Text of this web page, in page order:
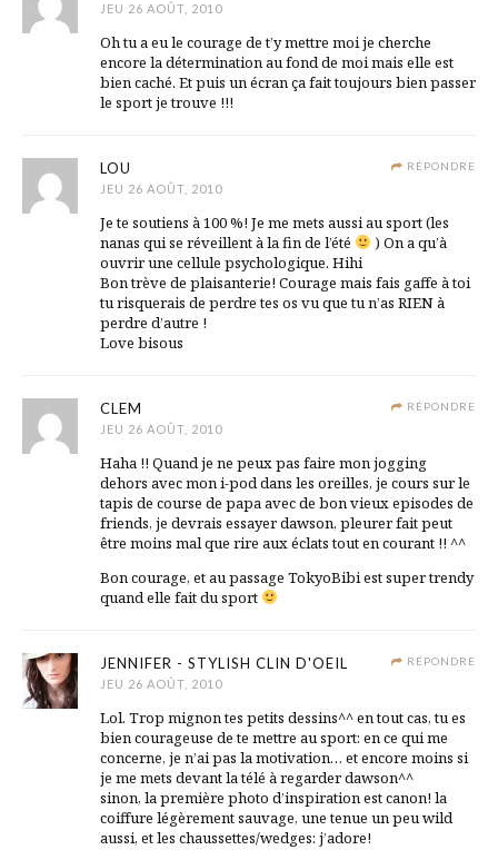
JEU 26 AOÛT, 2010
Oh tu a eu le courage de t’y mettre moi je cherche
encore la détermination au fond de moi mais elle est
bien caché. Et puis un écran ça fait toujours bien passer
le sport je trouve !!!
RÉPONDRE
LOU
JEU 26 AOÛT, 2010
Je te soutiens à 100 %! Je me mets aussi au sport (les
nanas qui se réveillent à la fin de l’été
) On a qu’à
ouvrir une cellule psychologique. Hihi
Bon trève de plaisanterie! Courage mais fais gaffe à toi
tu risquerais de perdre tes os vu que tu n’as RIEN à
perdre d’autre !
Love bisous
RÉPONDRE
CLEM
JEU 26 AOÛT, 2010
Haha !! Quand je ne peux pas faire mon jogging
dehors avec mon i-pod dans les oreilles, je cours sur le
tapis de course de papa avec de bon vieux episodes de
friends, je devrais essayer dawson, pleurer fait peut
être moins mal que rire aux éclats tout en courant !! ^^
Bon courage, et au passage TokyoBibi est super trendy
quand elle fait du sport
RÉPONDRE
JENNIFER - STYLISH CLIN D'OEIL
JEU 26 AOÛT, 2010
Lol. Trop mignon tes petits dessins^^ en tout cas, tu es
bien courageuse de te mettre au sport: en ce qui me
concerne, je n’ai pas la motivation… et encore moins si
je me mets devant la télé à regarder dawson^^
sinon, la première photo d’inspiration est canon! la
coiffure légèrement sauvage, une tenue un peu wild
aussi, et les chaussettes/wedges: j’adore!